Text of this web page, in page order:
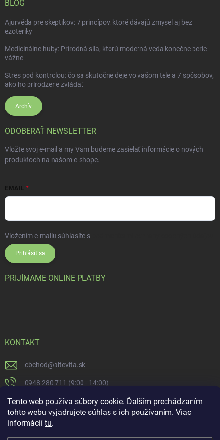
Tento web používa súbory cookie. Ďalším prechádzaním
tohto webu vyjadrujete súhlas s ich používaním. Viac
informácií tu.
BLOG
Ajurvéda pre skeptikov: 7 princípov, ktoré dávajú zmysel aj bez
ezoteriky
Medicinálne huby: Prírodná sila, ktorú moderná veda konečne berie
vážne
Stres pod kontrolou: čo sa skutočne deje vo vašom tele a 7 spôsobov,
ako ho prirodzene zvládať
Archív
ODOBERAŤ NEWSLETTER
Vložte svoj e-mail a my Vám budeme zasielať informácie o nových
produktoch na našom e-shope.
EMAIL
Vložením e-mailu súhlasíte s
Prihlásiť sa
PRIJÍMAME ONLINE PLATBY
KONTAKT
obchod@altevita.sk
0948 280 711 (9:00 - 14:00)
Altevita.sk
altevita